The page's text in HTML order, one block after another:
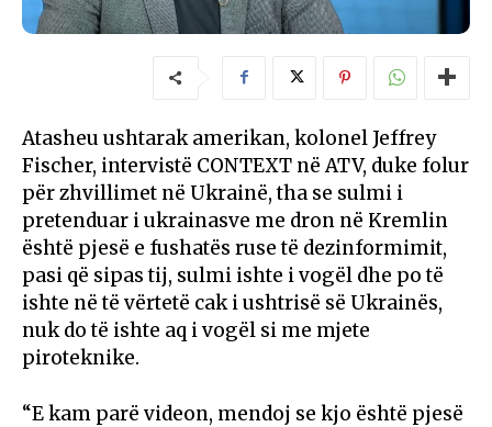
Atasheu ushtarak amerikan, kolonel Jeffrey
Fischer, intervistë CONTEXT në ATV, duke folur
për zhvillimet në Ukrainë, tha se sulmi i
pretenduar i ukrainasve me dron në Kremlin
është pjesë e fushatës ruse të dezinformimit,
pasi që sipas tij, sulmi ishte i vogël dhe po të
ishte në të vërtetë cak i ushtrisë së Ukrainës,
nuk do të ishte aq i vogël si me mjete
piroteknike.
“E kam parë videon, mendoj se kjo është pjesë